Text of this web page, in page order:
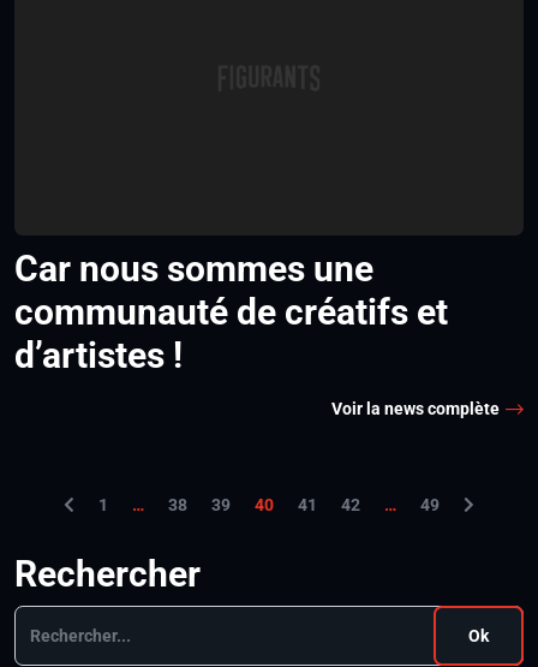
Car nous sommes une
communauté de créatifs et
d’artistes !
Voir la news complète
1 … 38 39 40 41 42 … 49
Rechercher
Ok